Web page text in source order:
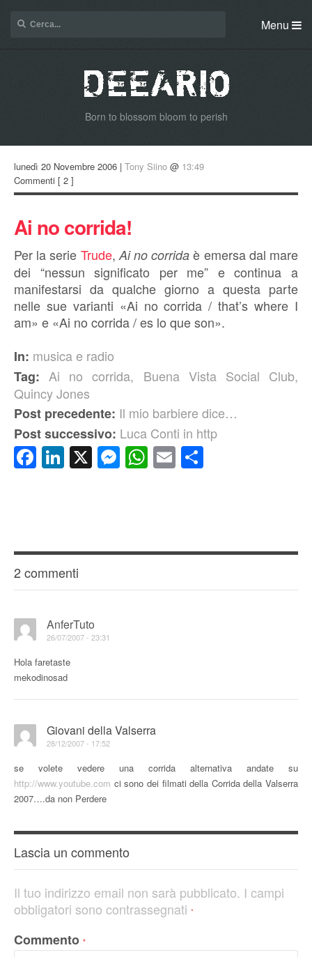
Menu
Born to blossom bloom to perish
lunedì 20 Novembre 2006 | Tony Siino @ 13:49
Commenti [ 2 ]
Ai no corrida!
Per la serie Trude, Ai no corrida è emersa dal mare
dei “nessun significato per me” e continua a
manifestarsi da qualche giorno a questa parte
nelle sue varianti «Ai no corrida / that’s where I
am» e «Ai no corrida / es lo que son».
In: musica e radio
Tag: Ai no corrida, Buena Vista Social Club,
Quincy Jones
Post precedente: Il mio barbiere dice…
Post successivo: Luca Conti in http
Facebook
LinkedIn
X Messenger
WhatsApp
Email
2 commenti
AnferTuto
26/07/2007 - 23:31
Hola faretaste
mekodinosad
Giovani della Valserra
28/12/2007 - 17:52
se volete vedere una corrida alternativa andate su
http://www.youtube.com ci sono dei filmati della Corrida della Valserra
2007….da non Perdere
Lascia un commento
Il tuo indirizzo email non sarà pubblicato. I campi
obbligatori sono contrassegnati *
Commento *